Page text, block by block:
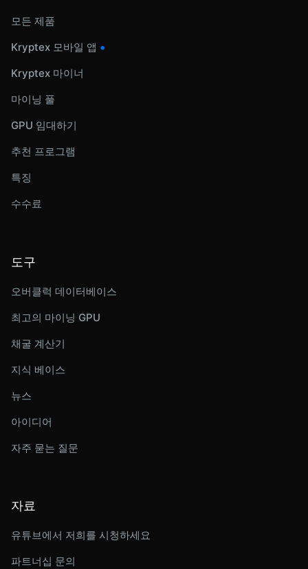
모든 제품
Kryptex 모바일 앱 •
Kryptex 마이너
마이닝 풀
GPU 임대하기
추천 프로그램
특징
수수료
도구
오버클럭 데이터베이스
최고의 마이닝 GPU
채굴 계산기
지식 베이스
뉴스
아이디어
자주 묻는 질문
자료
유튜브에서 저희를 시청하세요
파트너십 문의